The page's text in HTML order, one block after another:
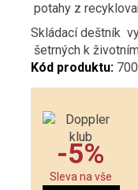
potahy z
Skládací deštník
šetrných k
Kód produktu:
-5%
Sleva na vše